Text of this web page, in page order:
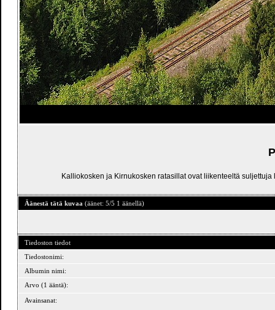
Kalliokosken ja Kirnukosken ratasillat ovat liikenteeltä
Äänestä tätä kuvaa (äänet: 5/5 1 äänellä)
Tiedoston tiedot
Tiedostonimi:
Albumin nimi:
Arvo (1 ääntä):
Avainsanat: